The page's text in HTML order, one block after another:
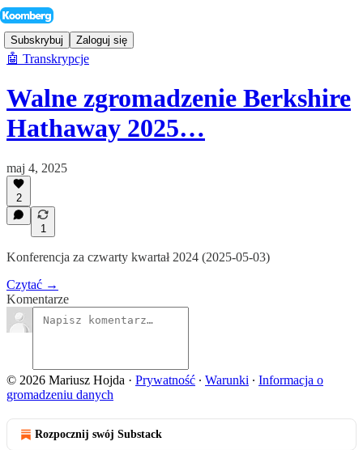
Subskrybuj Zaloguj się
🤖 Transkrypcje
Walne zgromadzenie Berkshire
Hathaway 2025…
maj 4, 2025
2
1
Konferencja za czwarty kwartał 2024 (2025-05-03)
Czytać →
Komentarze
© 2026 Mariusz Hojda · Prywatność ∙ Warunki ∙ Informacja o
gromadzeniu danych
Rozpocznij swój Substack